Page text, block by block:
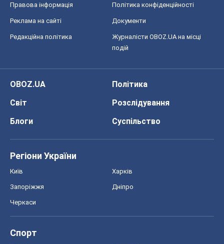
Правова інформація Політика конфіденційності
Реклама на сайті Документи
Редакційна політика
Журналісти OBOZ.UA на місці
подій
OBOZ.UA
Політика
Світ
Розслідування
Блоги
Суспільство
Регіони України
Київ Харків
Запоріжжя Дніпро
Черкаси
Спорт